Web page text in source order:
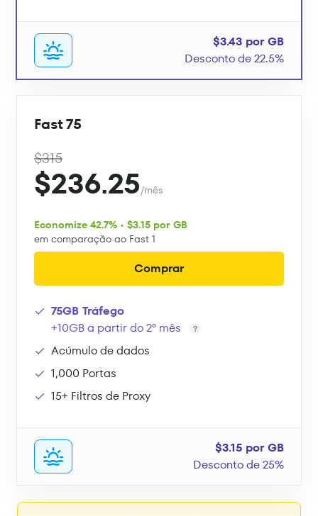
$3.43 por GB
Desconto de 22.5%
Fast 75
$315
$236.25/mês
Economize 42.7% • $3.15 por GB
em comparação ao Fast 1
Comprar
75GB Tráfego
+10GB a partir do 2º mês
Acúmulo de dados
1,000 Portas
15+ Filtros de Proxy
$3.15 por GB
Desconto de 25%